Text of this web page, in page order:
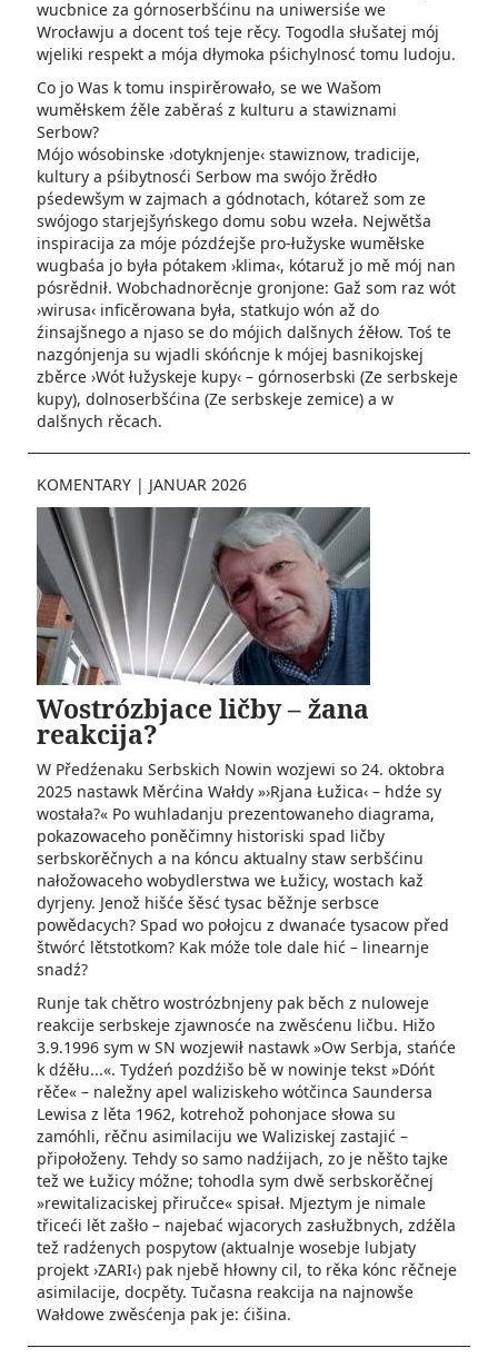
wucbnice za górnoserbšćinu na uniwersiśe we
Wrocławju a docent toś teje rěcy. Togodla słušatej mój
wjeliki respekt a mója dłymoka pśichylnosć tomu ludoju.
Co jo Was k tomu inspirěrowało, se we Wašom
wuměłskem źěle zaběraś z kulturu a stawiznami
Serbow?
Mójo wósobinske ›dotyknjenje‹ stawiznow, tradicije,
kultury a pśibytnosći Serbow ma swójo žrědło
pśedewšym w zajmach a gódnotach, kótarež som ze
swójogo starjejšyńskego domu sobu wzeła. Nejwětša
inspiracija za móje pózdźejše pro-łužyske wuměłske
wugbaśa jo była pótakem ›klima‹, kótaruž jo mě mój nan
pósrědnił. Wobchadnorěcnje gronjone: Gaž som raz wót
›wirusa‹ inficěrowana była, statkujo wón až do
źinsajšnego a njaso se do mójich dalšnych źěłow. Toś te
nazgónjenja su wjadli skóńcnje k mójej basnikojskej
zběrce ›Wót łužyskeje kupy‹ – górnoserbski (Ze serbskeje
kupy), dolnoserbšćina (Ze serbskeje zemice) a w
dalšnych rěcach.
KOMENTARY | JANUAR 2026
Wostrózbjace ličby – žana
reakcija?
W Předźenaku Serbskich Nowin wozjewi so 24. oktobra
2025 nastawk Měrćina Wałdy »›Rjana Łužica‹ – hdźe sy
wostała?« Po wuhladanju prezentowaneho diagrama,
pokazowaceho poněčimny historiski spad ličby
serbskorěčnych a na kóncu aktualny staw serbšćinu
nałožowaceho wobydlerstwa we Łužicy, wostach kaž
dyrjeny. Jenož hišće šěsć tysac běžnje serbsce
powědacych? Spad wo połojcu z dwanaće tysacow před
štwórć lětstotkom? Kak móže tole dale hić – linearnje
snadź?
Runje tak chětro wostrózbnjeny pak běch z nuloweje
reakcije serbskeje zjawnosće na zwěsćenu ličbu. Hižo
3.9.1996 sym w SN wozjewił nastawk »Ow Serbja, stańće
k dźěłu...«. Tydźeń pozdźišo bě w nowinje tekst »Dóńt
rěče« – naležny apel waliziskeho wótčinca Saundersa
Lewisa z lěta 1962, kotrehož pohonjace słowa su
zamóhli, rěčnu asimilaciju we Waliziskej zastajić –
připołoženy. Tehdy so samo nadźijach, zo je něšto tajke
tež we Łužicy móžne; tohodla sym dwě serbskorěčnej
»rewitalizaciskej přiručce« spisał. Mjeztym je nimale
třiceći lět zašło – najebać wjacorych zasłužbnych, zdźěla
tež radźenych pospytow (aktualnje wosebje lubjaty
projekt ›ZARI‹) pak njebě hłowny cil, to rěka kónc rěčneje
asimilacije, docpěty. Tučasna reakcija na najnowše
Wałdowe zwěsćenja pak je: ćišina.